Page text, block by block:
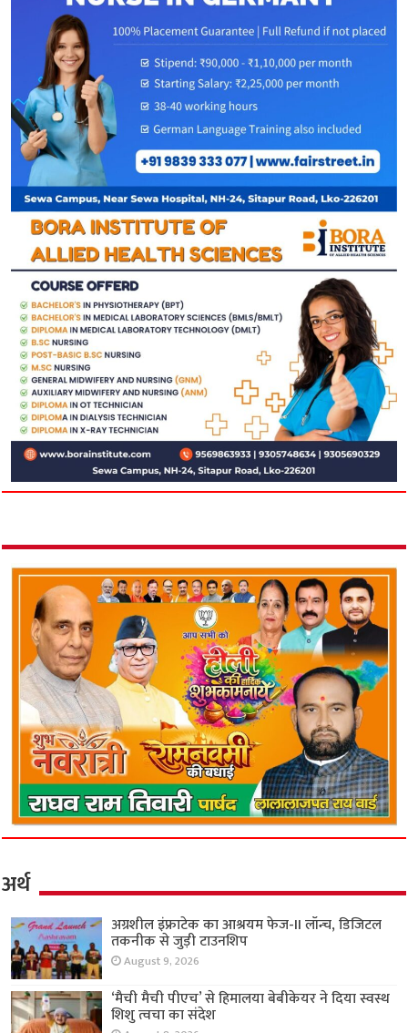
अर्थ
अग्रशील इंफ्राटेक का आश्रयम फेज-II लॉन्च, डिजिटल
तकनीक से जुड़ी टाउनशिप
August 9, 2026
‘मैची मैची पीएच’ से हिमालया बेबीकेयर ने दिया स्वस्थ
शिशु त्वचा का संदेश